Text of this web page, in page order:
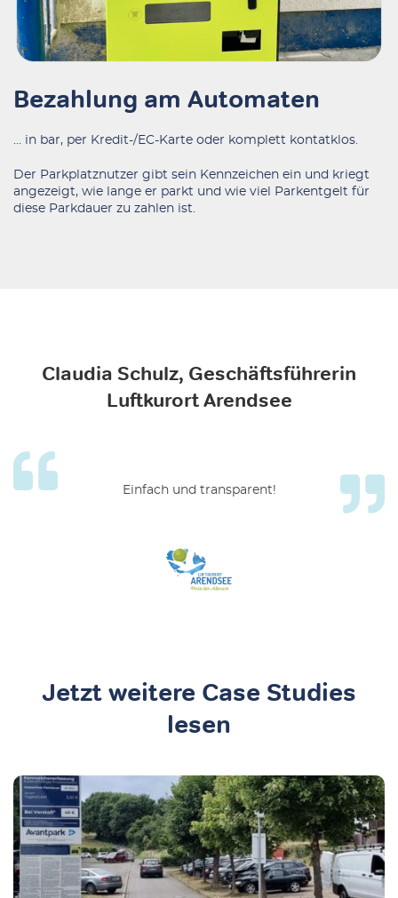
Bezahlung am Automaten
… in bar, per Kredit-/EC-Karte oder komplett kontatklos.
Der Parkplatznutzer gibt sein Kennzeichen ein und kriegt
angezeigt, wie lange er parkt und wie viel Parkentgelt für
diese Parkdauer zu zahlen ist.
Claudia Schulz, Geschäftsführerin
Luftkurort Arendsee
Einfach und transparent!
Jetzt weitere Case Studies
lesen